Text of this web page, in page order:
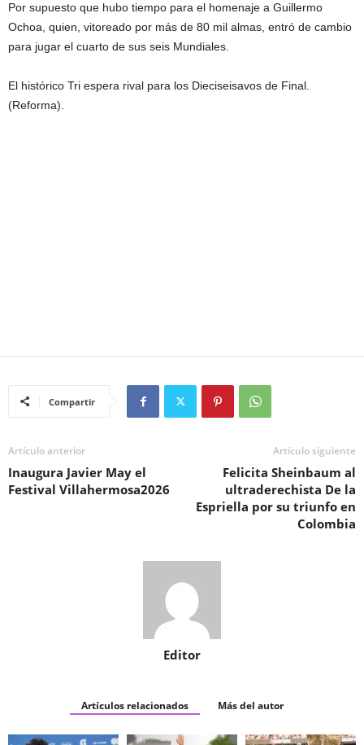
Por supuesto que hubo tiempo para el homenaje a Guillermo
Ochoa, quien, vitoreado por más de 80 mil almas, entró de cambio
para jugar el cuarto de sus seis Mundiales.
El histórico Tri espera rival para los Dieciseisavos de Final.
(Reforma).
Compartir
Artículo anterior
Inaugura Javier May el
Festival Villahermosa2026
Artículo siguiente
Felicita Sheinbaum al
ultraderechista De la
Espriella por su triunfo en
Colombia
Editor
Artículos relacionados Más del autor